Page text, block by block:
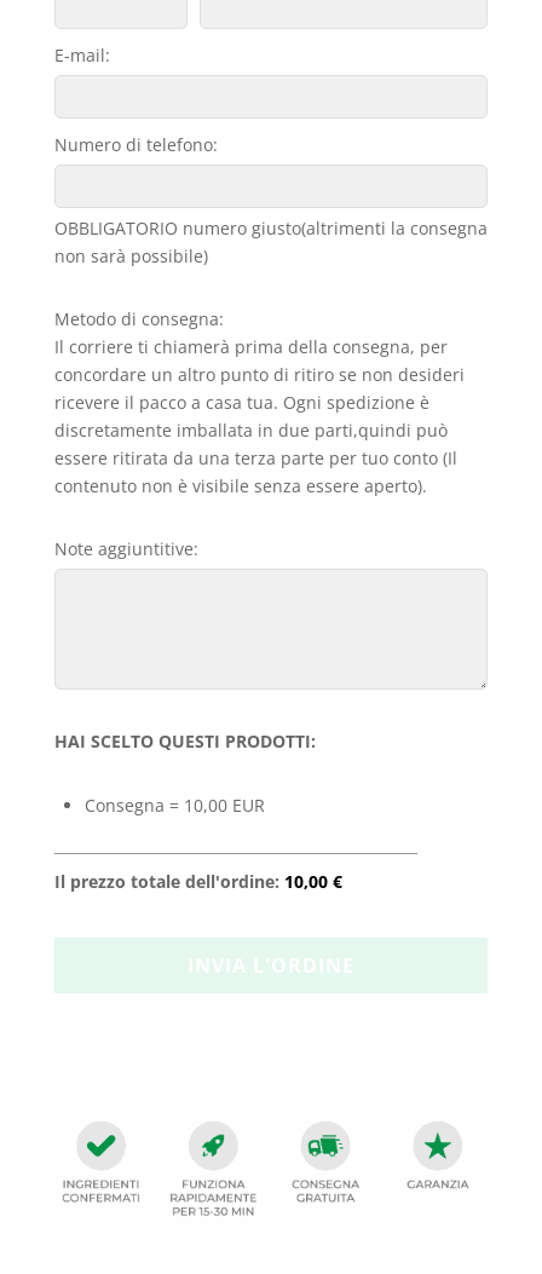
E-mail:
Numero di telefono:
OBBLIGATORIO numero giusto(altrimenti la consegna
non sarà possibile)
Metodo di consegna:
Il corriere ti chiamerà prima della consegna, per
concordare un altro punto di ritiro se non desideri
ricevere il pacco a casa tua. Ogni spedizione è
discretamente imballata in due parti,quindi può
essere ritirata da una terza parte per tuo conto (Il
contenuto non è visibile senza essere aperto).
Note aggiuntitive:
HAI SCELTO QUESTI PRODOTTI:
Consegna = 10,00 EUR
Il prezzo totale dell'ordine: 10,00 €